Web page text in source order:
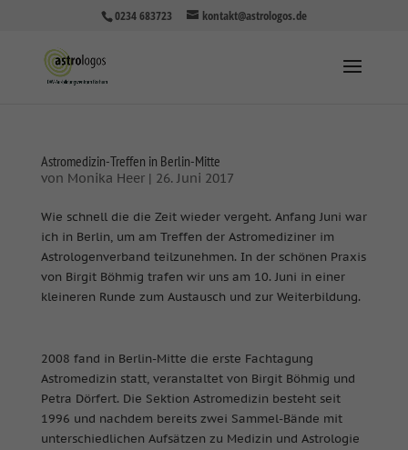
0234 683723 kontakt@astrologos.de
Astromedizin-Treffen in Berlin-Mitte
von Monika Heer| 26. Juni 2017
Wie schnell die die Zeit wieder vergeht. Anfang Juni war
ich in Berlin, um am Treffen der Astromediziner im
Astrologenverband teilzunehmen. In der schönen Praxis
von Birgit Böhmig trafen wir uns am 10. Juni in einer
kleineren Runde zum Austausch und zur Weiterbildung.
2008 fand in Berlin-Mitte die erste Fachtagung
Astromedizin statt, veranstaltet von Birgit Böhmig und
Petra Dörfert. Die Sektion Astromedizin besteht seit
1996 und nachdem bereits zwei Sammel-Bände mit
unterschiedlichen Aufsätzen zu Medizin und Astrologie